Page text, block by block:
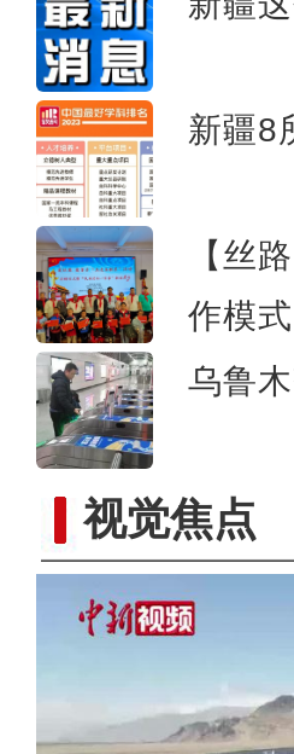
新疆8
【丝
作模
乌鲁
视觉焦点
乌鲁木